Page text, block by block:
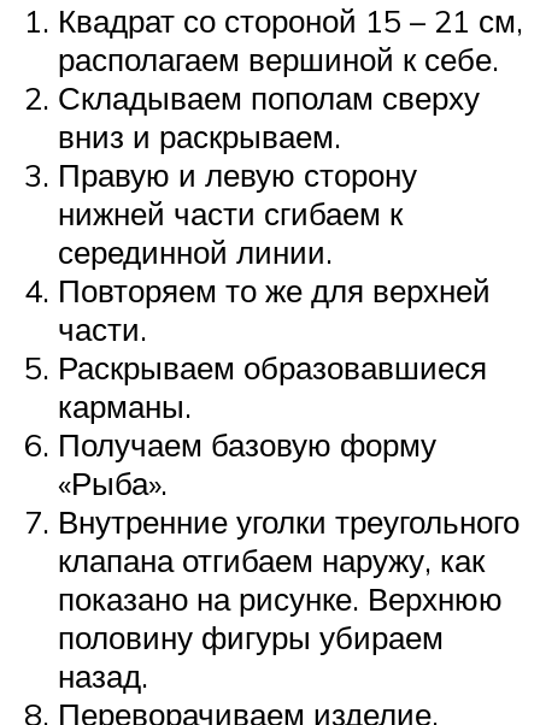
Квадрат со стороной 15 – 21 см,
располагаем вершиной к себе.
Складываем пополам сверху
вниз и раскрываем.
Правую и левую сторону
нижней части сгибаем к
серединной линии.
Повторяем то же для верхней
части.
Раскрываем образовавшиеся
карманы.
Получаем базовую форму
«Рыба».
Внутренние уголки треугольного
клапана отгибаем наружу, как
показано на рисунке. Верхнюю
половину фигуры убираем
назад.
Переворачиваем изделие.